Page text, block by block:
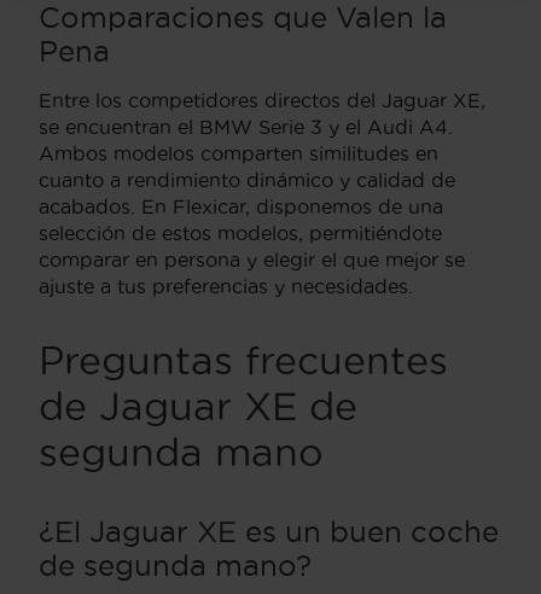
Comparaciones que Valen la
Pena
Entre los competidores directos del Jaguar XE,
se encuentran el BMW Serie 3 y el Audi A4.
Ambos modelos comparten similitudes en
cuanto a rendimiento dinámico y calidad de
acabados. En Flexicar, disponemos de una
selección de estos modelos, permitiéndote
comparar en persona y elegir el que mejor se
ajuste a tus preferencias y necesidades.
Preguntas frecuentes
de Jaguar XE de
segunda mano
¿El Jaguar XE es un buen coche
de segunda mano?